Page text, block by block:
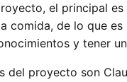
el principal
comida, de lo que
y tener
del proyecto son